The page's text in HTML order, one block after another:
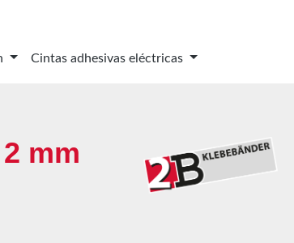
Cintas adhesivas eléctricas
mm